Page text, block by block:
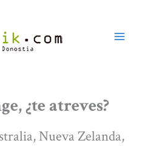
¿te atreves?
Nueva Zelanda,